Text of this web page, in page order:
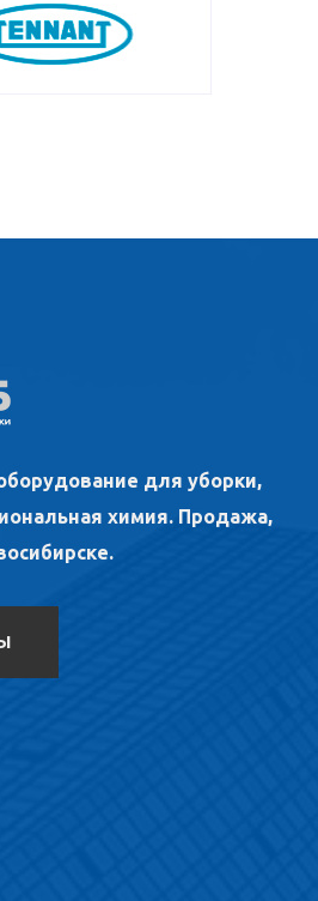
для уборки,
химия. Продажа,